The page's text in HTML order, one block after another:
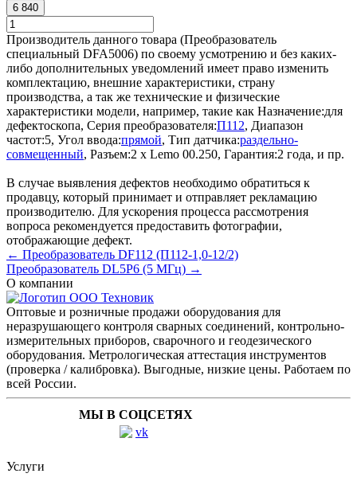
6 840
Производитель данного товара (Преобразователь
специальный DFA5006) по своему усмотрению и без каких-
либо дополнительных уведомлений имеет право изменить
комплектацию, внешние характеристики, страну
производства, а так же технические и физические
характеристики модели, например, такие как Назначение:для
дефектоскопа, Серия преобразователя:П112, Диапазон
частот:5, Угол ввода:прямой, Тип датчика:раздельно-
совмещенный, Разъем:2 х Lemo 00.250, Гарантия:2 года, и пр.
В случае выявления дефектов необходимо обратиться к
продавцу, который принимает и отправляет рекламацию
производителю. Для ускорения процесса рассмотрения
вопроса рекомендуется предоставить фотографии,
отображающие дефект.
← Преобразователь DF112 (П112-1,0-12/2)
Преобразователь DL5P6 (5 МГц) →
О компании
Оптовые и розничные продажи оборудования для
неразрушающего контроля сварных соединений, контрольно-
измерительных приборов, сварочного и геодезического
оборудования. Метрологическая аттестация инструментов
(проверка / калибровка). Выгодные, низкие цены. Работаем по
всей России.
МЫ В СОЦСЕТЯХ
Услуги